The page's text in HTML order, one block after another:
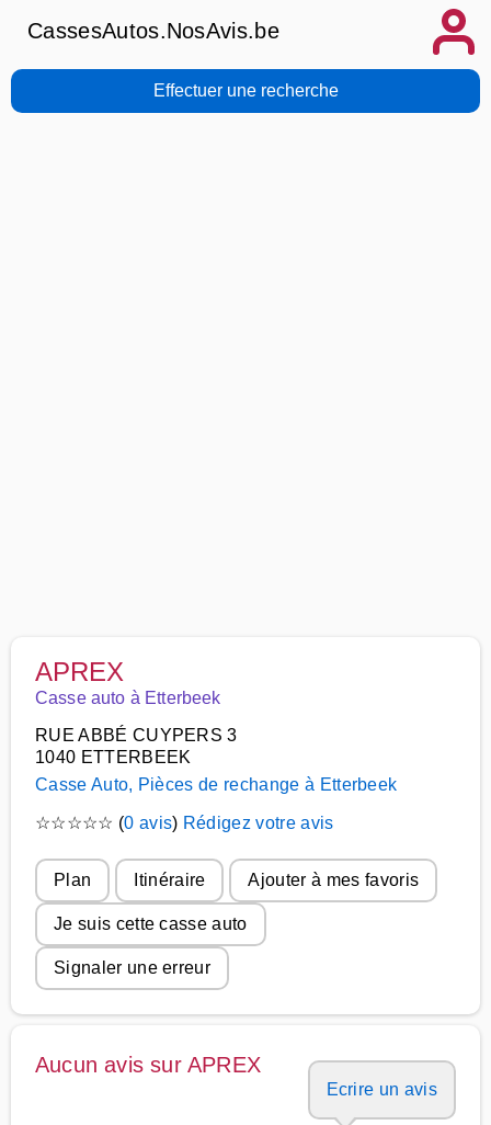
CassesAutos.NosAvis.be
Effectuer une recherche
APREX
Casse auto à Etterbeek
RUE ABBÉ CUYPERS 3
1040 ETTERBEEK
Casse Auto, Pièces de rechange à Etterbeek
☆☆☆☆☆ (0 avis) Rédigez votre avis
Plan Itinéraire Ajouter à mes favoris
Je suis cette casse auto
Signaler une erreur
Aucun avis sur APREX
Ecrire un avis